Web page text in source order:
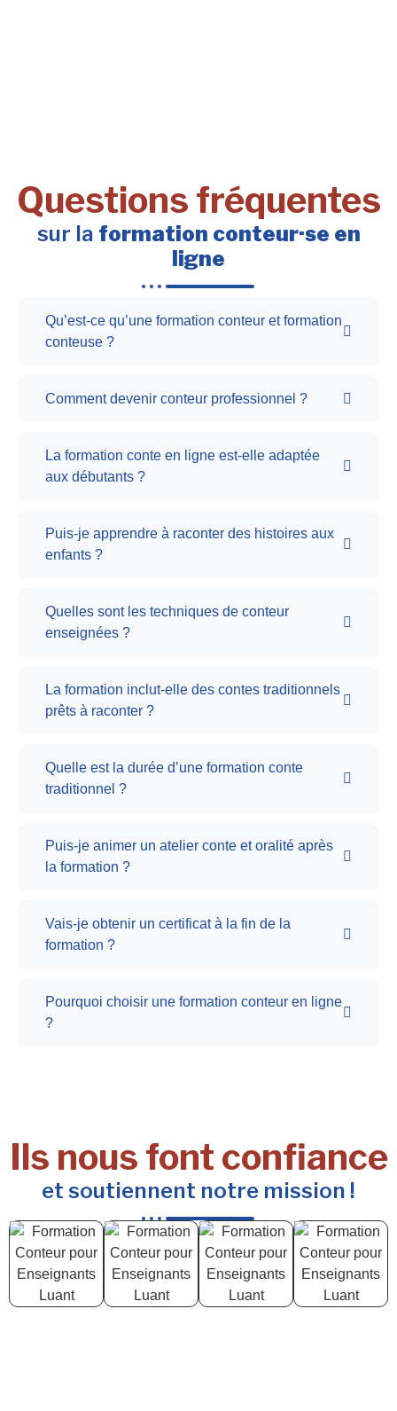
Questions fréquentes
sur la formation conteur·se en
ligne
Qu’est-ce qu’une formation conteur et formation
conteuse ?
Comment devenir conteur professionnel ?
La formation conte en ligne est-elle adaptée
aux débutants ?
Puis-je apprendre à raconter des histoires aux
enfants ?
Quelles sont les techniques de conteur
enseignées ?
La formation inclut-elle des contes traditionnels
prêts à raconter ?
Quelle est la durée d’une formation conte
traditionnel ?
Puis-je animer un atelier conte et oralité après
la formation ?
Vais-je obtenir un certificat à la fin de la
formation ?
Pourquoi choisir une formation conteur en ligne
?
Ils nous font confiance
et soutiennent notre mission !